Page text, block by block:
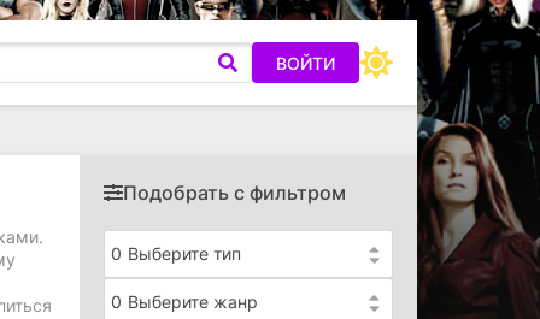
ВОЙТИ
Подобрать с фильтром
0 Выберите тип
0 Выберите жанр